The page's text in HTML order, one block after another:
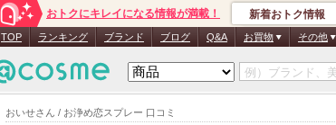
おいせさん / お浄め恋スプレー 口コミ
おトクにキレイになる情報が満載！ 新着おトク情報
TOP ランキング ブランド ブログ Q&A お買物 その他